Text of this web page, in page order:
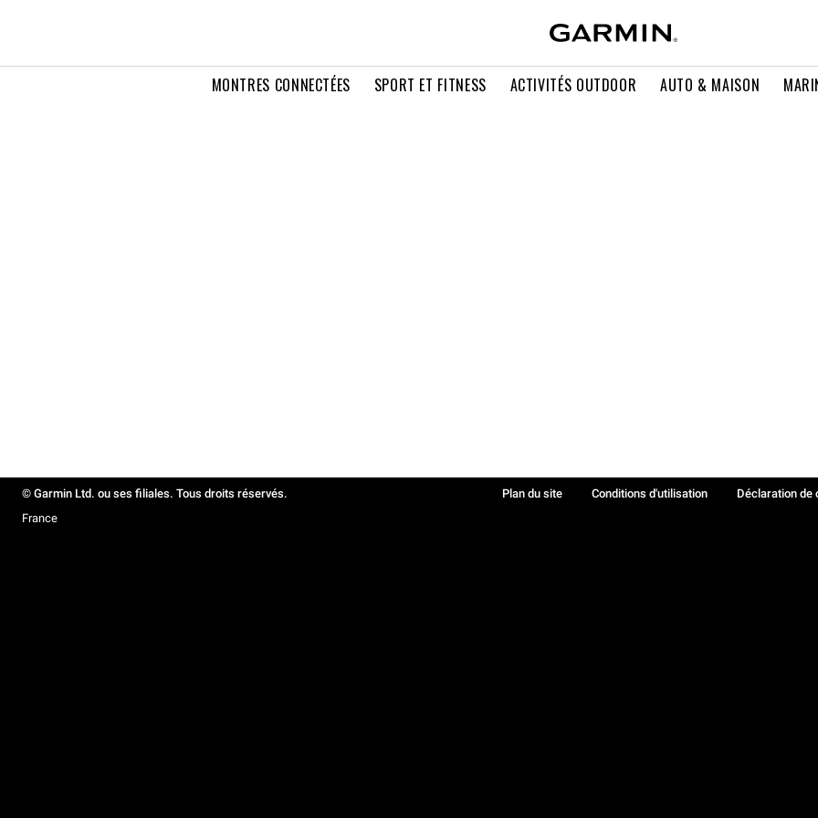
MONTRES CONNECTÉES SPORT ET FITNESS ACTIVITÉS OUTDOOR AUTO & MAISON
© Garmin Ltd. ou ses filiales. Tous droits réservés. Plan du site Conditions d'utilisation Déclaration de
France